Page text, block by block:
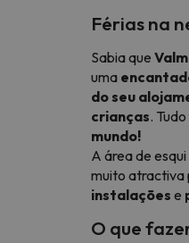
Férias na
Sabia que
uma
do seu
crianças.
mundo!
A área de
muito atractiva
instalações e
O que